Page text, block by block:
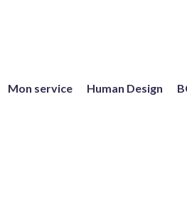
Mon service Human Design